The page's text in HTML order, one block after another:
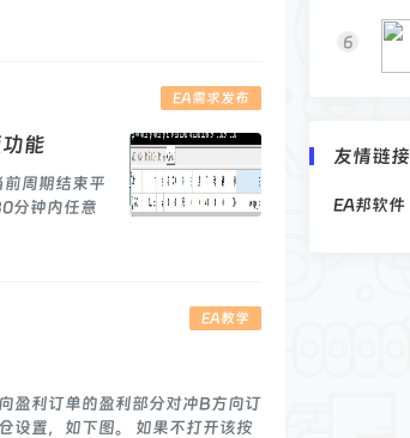
EA需求发布
能
周期结束平
分钟内任意
EA教学
盈利订单的盈利部分对冲B方向订
设置，如下图。 如果不打开该按
6
友情链接
EA邦软件